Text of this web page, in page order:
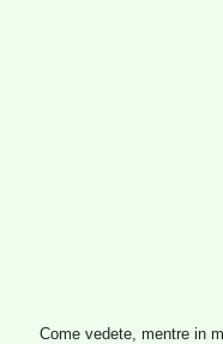
Come vedete, mentre in